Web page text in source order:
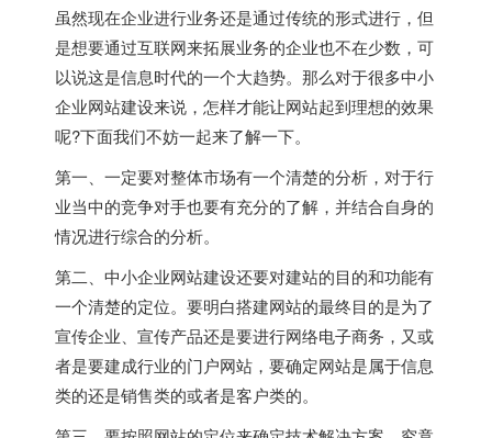
虽然现在企业进行业务还是通过传统的形式进行，但
是想要通过互联网来拓展业务的企业也不在少数，可
以说这是信息时代的一个大趋势。那么对于很多中小
企业网站建设来说，怎样才能让网站起到理想的效果
呢?下面我们不妨一起来了解一下。
第一、一定要对整体市场有一个清楚的分析，对于行
业当中的竞争对手也要有充分的了解，并结合自身的
情况进行综合的分析。
第二、中小企业网站建设还要对建站的目的和功能有
一个清楚的定位。要明白搭建网站的最终目的是为了
宣传企业、宣传产品还是要进行网络电子商务，又或
者是要建成行业的门户网站，要确定网站是属于信息
类的还是销售类的或者是客户类的。